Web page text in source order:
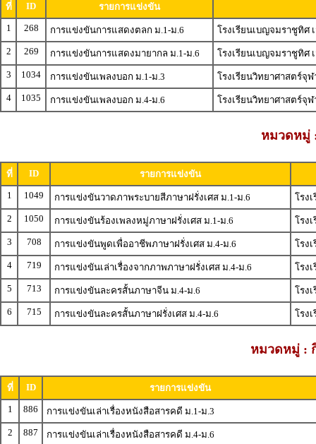
ที่ ID
รายการแข่งขัน
1
268 การแข่งขันการแสดงตลก ม.1-ม.6
โรงเรียนเบญจมราชูทิศ
2
269 การแข่งขันการแสดงมายากล ม.1-ม.6
โรงเรียนเบญจมราชูทิศ
3
1034 การแข่งขันเพลงบอก ม.1-ม.3
โรงเรียนวิทยาศาสตร์จุ
4
1035 การแข่งขันเพลงบอก ม.4-ม.6 โรงเรียนวิทยาศาสตร์จุ
หมวดหมู่
ที่ ID
รายการแข่งขัน
1
1049 การแข่งขันวาดภาพระบายสีภาษาฝรั่งเศส ม.1-ม.6
โรง
2
1050 การแข่งขันร้องเพลงหมู่ภาษาฝรั่งเศส ม.1-ม.6
โรง
3
708 การแข่งขันพูดเพื่ออาชีพภาษาฝรั่งเศส ม.4-ม.6
โรง
4
719 การแข่งขันเล่าเรื่องจากภาพภาษาฝรั่งเศส ม.4-ม.6
โรง
5
713 การแข่งขันละครสั้นภาษาจีน ม.4-ม.6
โรง
6
715 การแข่งขันละครสั้นภาษาฝรั่งเศส ม.4-ม.6 โรง
หมวดหมู่ :
ที่ ID
รายการแข่งขัน
1
886
การแข่งขันเล่าเรื่องหนังสือสารคดี ม.1-ม.3
2
887
การแข่งขันเล่าเรื่องหนังสือสารคดี ม.4-ม.6